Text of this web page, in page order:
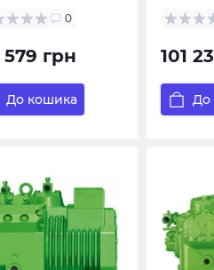
0
579 грн
До кошика
101
До